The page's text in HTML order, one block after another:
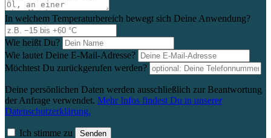
In welchem Temperaturbereich bewegt sich Deine Anwendung?
Wie heißt Du?
Wie lautet Deine E-Mail-Adresse?
Möchtest Du zurückgerufen werden?
Deine persönlichen Daten werden ausschließlich zur Beantwortung
der Anfrage verwendet. Mehr Infos findest Du in unserer
Datenschutzerklärung.
Ich stimme zu Senden